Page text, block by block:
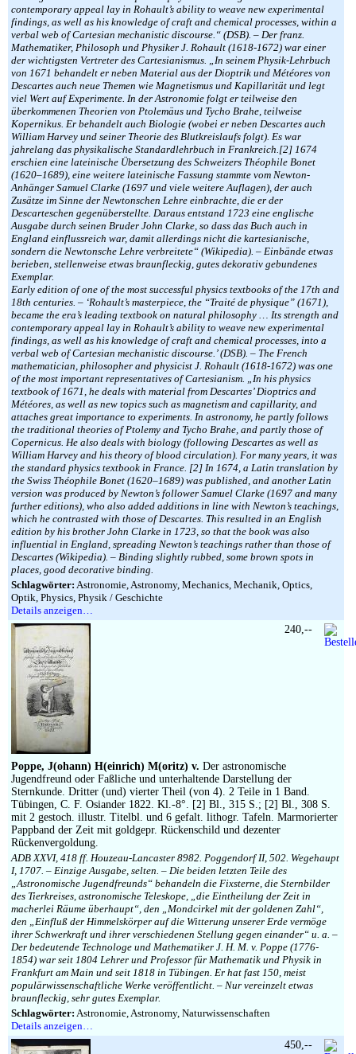
contemporary appeal lay in Rohault’s ability to weave new experimental
findings, as well as his knowledge of craft and chemical processes, within a
verbal web of Cartesian mechanistic discourse.“ (DSB). – Der franz.
Mathematiker, Philosoph und Physiker J. Rohault (1618-1672) war einer
der wichtigsten Vertreter des Cartesianismus. „In seinem Physik-Lehrbuch
von 1671 behandelt er neben Material aus der Dioptrik und Météores von
Descartes auch neue Themen wie Magnetismus und Kapillarität und legt
viel Wert auf Experimente. In der Astronomie folgt er teilweise den
überkommenen Theorien von Ptolemäus und Tycho Brahe, teilweise
Kopernikus. Er behandelt auch Biologie (wobei er neben Descartes auch
William Harvey und seiner Theorie des Blutkreislaufs folgt). Es war
jahrelang das physikalische Standardlehrbuch in Frankreich.[2] 1674
erschien eine lateinische Übersetzung des Schweizers Théophile Bonet
(1620–1689), eine weitere lateinische Fassung stammte vom Newton-
Anhänger Samuel Clarke (1697 und viele weitere Auflagen), der auch
Zusätze im Sinne der Newtonschen Lehre einbrachte, die er der
Descarteschen gegenüberstellte. Daraus entstand 1723 eine englische
Ausgabe durch seinen Bruder John Clarke, so dass das Buch auch in
England einflussreich war, damit allerdings nicht die kartesianische,
sondern die Newtonsche Lehre verbreitete“ (Wikipedia). – Einbände etwas
berieben, stellenweise etwas braunfleckig, gutes dekorativ gebundenes
Exemplar.
Early edition of one of the most successful physics textbooks of the 17th and
18th centuries. – ‘Rohault’s masterpiece, the “Traité de physique” (1671),
became the era’s leading textbook on natural philosophy … Its strength and
contemporary appeal lay in Rohault’s ability to weave new experimental
findings, as well as his knowledge of craft and chemical processes, into a
verbal web of Cartesian mechanistic discourse.’ (DSB). – The French
mathematician, philosopher and physicist J. Rohault (1618-1672) was one
of the most important representatives of Cartesianism. „In his physics
textbook of 1671, he deals with material from Descartes’ Dioptrics and
Météores, as well as new topics such as magnetism and capillarity, and
attaches great importance to experiments. In astronomy, he partly follows
the traditional theories of Ptolemy and Tycho Brahe, and partly those of
Copernicus. He also deals with biology (following Descartes as well as
William Harvey and his theory of blood circulation). For many years, it was
the standard physics textbook in France. [2] In 1674, a Latin translation by
the Swiss Théophile Bonet (1620–1689) was published, and another Latin
version was produced by Newton’s follower Samuel Clarke (1697 and many
further editions), who also added additions in line with Newton’s teachings,
which he contrasted with those of Descartes. This resulted in an English
edition by his brother John Clarke in 1723, so that the book was also
influential in England, spreading Newton’s teachings rather than those of
Descartes (Wikipedia). – Binding slightly rubbed, some brown spots in
places, good decorative binding.
Schlagwörter: Astronomie, Astronomy, Mechanics, Mechanik, Optics,
Optik, Physics, Physik / Geschichte
Details anzeigen…
Poppe, J(ohann) H(einrich) M(oritz) v. Der astronomische
Jugendfreund oder Faßliche und unterhaltende Darstellung der
Sternkunde. Dritter (und) vierter Theil (von 4). 2 Teile in 1 Band.
Tübingen, C. F. Osiander 1822. Kl.-8°. [2] Bl., 315 S.; [2] Bl., 308 S.
mit 2 gestoch. illustr. Titelbl. und 6 gefalt. lithogr. Tafeln. Marmorierter
Pappband der Zeit mit goldgepr. Rückenschild und dezenter
Rückenvergoldung.
ADB XXVI, 418 ff. Houzeau-Lancaster 8982. Poggendorf II, 502. Wegehaupt
I, 1707. – Einzige Ausgabe, selten. – Die beiden letzten Teile des
„Astronomische Jugendfreunds“ behandeln die Fixsterne, die Sternbilder
des Tierkreises, astronomische Teleskope, „die Eintheilung der Zeit in
macherlei Räume überhaupt“, den „Mondcirkel mit der goldenen Zahl“,
den „Einfluß der Himmelskörper auf die Witterung unserer Erde vermöge
ihrer Schwerkraft und ihrer verschiedenen Stellung gegen einander“ u. a. –
Der bedeutende Technologe und Mathematiker J. H. M. v. Poppe (1776-
1854) war seit 1804 Lehrer und Professor für Mathematik und Physik in
Frankfurt am Main und seit 1818 in Tübingen. Er hat fast 150, meist
populärwissenschaftliche Werke veröffentlicht. – Nur vereinzelt etwas
braunfleckig, sehr gutes Exemplar.
Schlagwörter: Astronomie, Astronomy, Naturwissenschaften
Details anzeigen…
240,--
450,--